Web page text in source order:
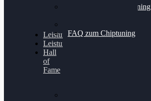
Professionelles Chiptuning
FAQ zum Chiptuning
Leistungsmessung
Leistungsprüfstand
Hall
of
Fame